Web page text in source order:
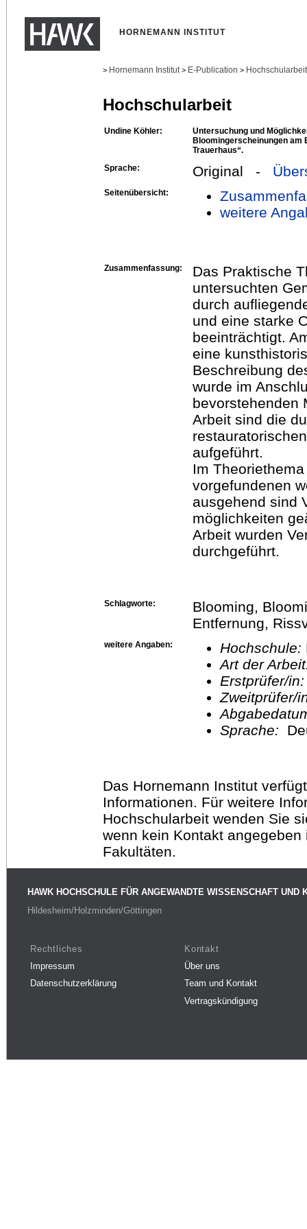
HORNEMANN INSTITUT
> Hornemann Institut > E-Publication >
Hochschularbeit
Undine Köhler:
Untersuchung und
Bloomingerscheinungen am
Trauerhaus“.
Sprache:
Original -
Seitenübersicht:
weitere
Zusammenfassung:
Das Praktische
untersuchten
durch
und eine starke
beeinträchtigt.
eine
Beschreibung
wurde im
bevorstehenden
Arbeit sind die
aufgeführt.
Im
vorgefundenen
ausgehend sind
möglichkeiten
Arbeit wurden
durchgeführt.
Schlagworte:
Blooming,
Entfernung,
weitere Angaben: Hochschule:
Art der
Erstprüfer/
Sprache:
Das Hornemann Institut
Informationen. Für weitere
Hochschularbeit wenden Sie
wenn kein Kontakt
Fakultäten.
HAWK HOCHSCHULE FÜR ANGEWANDTE WISSENSCHAFT UND
Hildesheim/Holzminden/Göttingen
Rechtliches
Impressum
Datenschutzerklärung
Kontakt
Über uns
Team und Kontakt
Vertragskündigung